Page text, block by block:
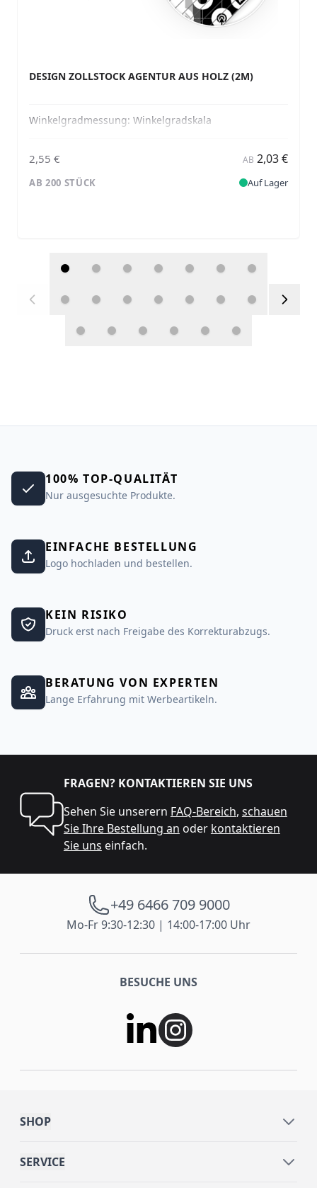
DESIGN ZOLLSTOCK AGENTUR AUS HOLZ (2M)
Winkelgradmessung: Winkelgradskala
2,55 € AB 2,03 €
AB 200 STÜCK Auf Lager
100% TOP-QUALITÄT
Nur ausgesuchte Produkte.
EINFACHE BESTELLUNG
Logo hochladen und bestellen.
KEIN RISIKO
Druck erst nach Freigabe des Korrekturabzugs.
BERATUNG VON EXPERTEN
Lange Erfahrung mit Werbeartikeln.
FRAGEN? KONTAKTIEREN SIE UNS
Sehen Sie unserern FAQ-Bereich, schauen
Sie Ihre Bestellung an oder kontaktieren
Sie uns einfach.
+49 6466 709 9000
Mo-Fr 9:30-12:30 | 14:00-17:00 Uhr
BESUCHE UNS
SHOP
SERVICE